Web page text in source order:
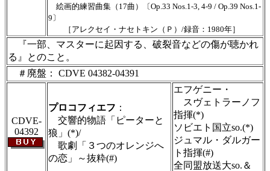
絵画的練習曲集（17曲）〔Op.33 Nos.1-3, 4-9 / Op.39 Nos.1-
9〕
［アレクセイ・ナセトキン（Ｐ）/録音：1980年］
『一部、マスターに起因する、破裂音などの傷が聴かれ
る』とのこと。
＃廃盤： CDVE 04382-04391
CDVE-
04392
プロコフィエフ ：
交響的物語「ピーターと
狼」(*)/
歌劇「３つのオレンジへ
の恋」～抜粋(#)
エフゲニー・
スヴェトラーノフ
指揮(*)
ソビエト国立so.(*)
ジュマル・ダルガー
ト指揮(#)
全同盟放送大so.＆